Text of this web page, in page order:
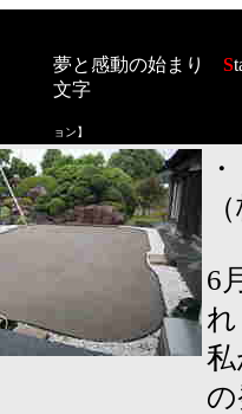
夢と感動の始まり S
文字
ョン】
6